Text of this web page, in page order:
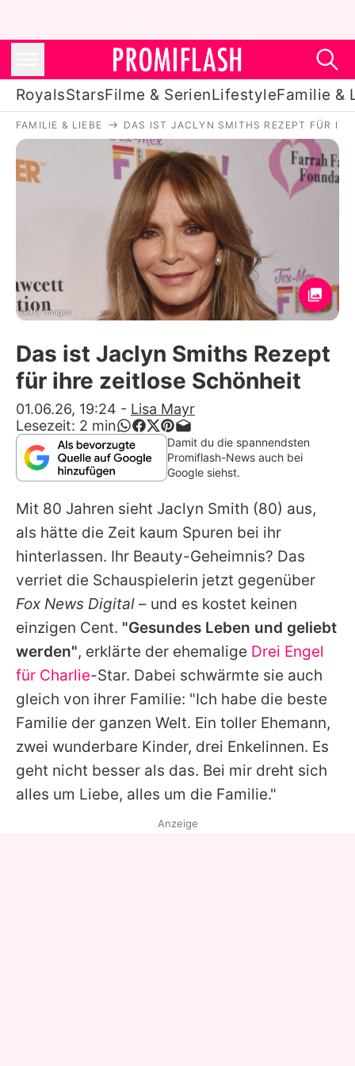
RoyalsStarsFilme & SerienLifestyleFamilie &
Royals
Stars
Filme & Serien
Lifestyle
Familie & Liebe
Promiflash Exklusiv
Alle Themen auf Promiflash
App runterladen
Team
Redaktionelle Richtlinien
Impressum
Datenschutzerklärung
Nutzungsbedingungen
Utiq verwalten
FAMILIE & LIEBE DAS IST JACLYN SMITHS REZEPT FÜR
Getty Images
Das ist Jaclyn Smiths Rezept
für ihre zeitlose Schönheit
01.06.26, 19:24 - Lisa Mayr
Lesezeit: 2 min
Damit du die spannendsten
Promiflash-News auch bei
Google siehst.
Mit 80 Jahren sieht Jaclyn Smith (80) aus,
als hätte die Zeit kaum Spuren bei ihr
hinterlassen. Ihr Beauty-Geheimnis? Das
verriet die Schauspielerin jetzt gegenüber
Fox News Digital – und es kostet keinen
einzigen Cent. "Gesundes Leben und geliebt
werden", erklärte der ehemalige Drei Engel
für Charlie-Star. Dabei schwärmte sie auch
gleich von ihrer Familie: "Ich habe die beste
Familie der ganzen Welt. Ein toller Ehemann,
zwei wunderbare Kinder, drei Enkelinnen. Es
geht nicht besser als das. Bei mir dreht sich
alles um Liebe, alles um die Familie."
Anzeige